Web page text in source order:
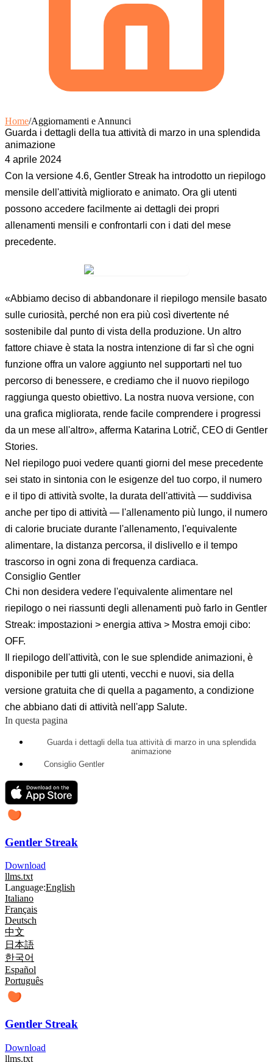
Home/Aggiornamenti e Annunci
Guarda i dettagli della tua attività di marzo in una splendida
animazione
4 aprile 2024
Con la versione 4.6, Gentler Streak ha introdotto un riepilogo
mensile dell'attività migliorato e animato. Ora gli utenti
possono accedere facilmente ai dettagli dei propri
allenamenti mensili e confrontarli con i dati del mese
precedente.
«Abbiamo deciso di abbandonare il riepilogo mensile basato
sulle curiosità, perché non era più così divertente né
sostenibile dal punto di vista della produzione. Un altro
fattore chiave è stata la nostra intenzione di far sì che ogni
funzione offra un valore aggiunto nel supportarti nel tuo
percorso di benessere, e crediamo che il nuovo riepilogo
raggiunga questo obiettivo. La nostra nuova versione, con
una grafica migliorata, rende facile comprendere i progressi
da un mese all'altro», afferma Katarina Lotrič, CEO di Gentler
Stories.
Nel riepilogo puoi vedere quanti giorni del mese precedente
sei stato in sintonia con le esigenze del tuo corpo, il numero
e il tipo di attività svolte, la durata dell'attività — suddivisa
anche per tipo di attività — l'allenamento più lungo, il numero
di calorie bruciate durante l'allenamento, l'equivalente
alimentare, la distanza percorsa, il dislivello e il tempo
trascorso in ogni zona di frequenza cardiaca.
Consiglio Gentler
Chi non desidera vedere l'equivalente alimentare nel
riepilogo o nei riassunti degli allenamenti può farlo in Gentler
Streak: impostazioni > energia attiva > Mostra emoji cibo:
OFF.
Il riepilogo dell'attività, con le sue splendide animazioni, è
disponibile per tutti gli utenti, vecchi e nuovi, sia della
versione gratuita che di quella a pagamento, a condizione
che abbiano dati di attività nell'app Salute.
In questa pagina
Guarda i dettagli della tua attività di marzo in una splendida
animazione
Consiglio Gentler
Gentler Streak
Download
llms.txt
Language:English
Italiano
Français
Deutsch
中文
日本語
한국어
Español
Português
Gentler Streak
Download
llms.txt